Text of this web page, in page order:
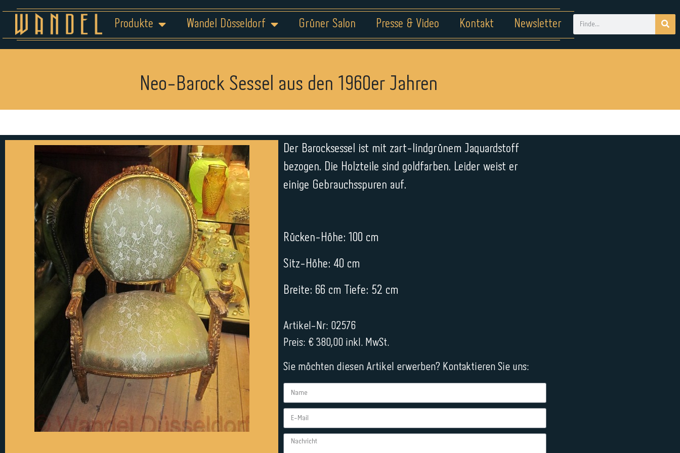
Produkte Wandel Düsseldorf Grüner Salon Presse & Video Kontakt Newsletter
Neo-Barock Sessel aus den 1960er Jahren
Der Barocksessel ist mit zart-lindgrünem Jaquardstoff
bezogen. Die Holzteile sind goldfarben. Leider weist er
einige Gebrauchsspuren auf.
Rücken-Höhe: 100 cm
Sitz-Höhe: 40 cm
Breite: 66 cm Tiefe: 52 cm
Artikel-Nr: 02576
Preis: € 380,00 inkl. MwSt.
Sie möchten diesen Artikel erwerben? Kontaktieren Sie uns: